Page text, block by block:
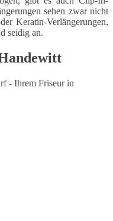
sehen zwar nicht
Keratin-Verlängerungen,
seidig an.